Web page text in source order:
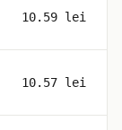
10.59 lei
10.57 lei